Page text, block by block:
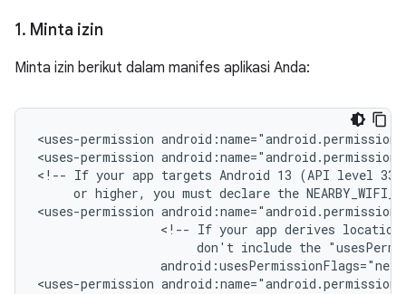
1. Minta izin
Minta izin berikut dalam manifes aplikasi Anda:
<uses-permission
<uses-permission
<!-- If your app targets Android 13 (API
or higher, you must declare the
<uses-permission
<!-- If your app derives location
don't include the
<uses-permission